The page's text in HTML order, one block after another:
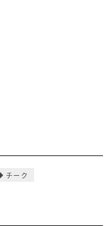
チーク